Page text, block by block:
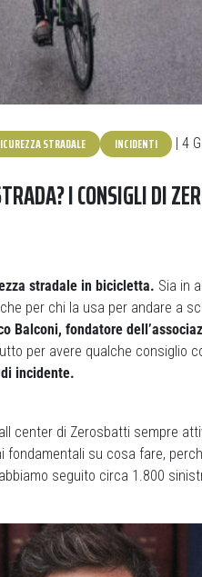
STRADALE INCIDENTI | 4
I CONSIGLI DI
stradale in bicicletta. Sia in
per chi la usa per andare a
Balconi, fondatore
per avere qualche consiglio
incidente.
center di Zerosbatti sempre
fondamentali su cosa fare,
seguito circa 1.800